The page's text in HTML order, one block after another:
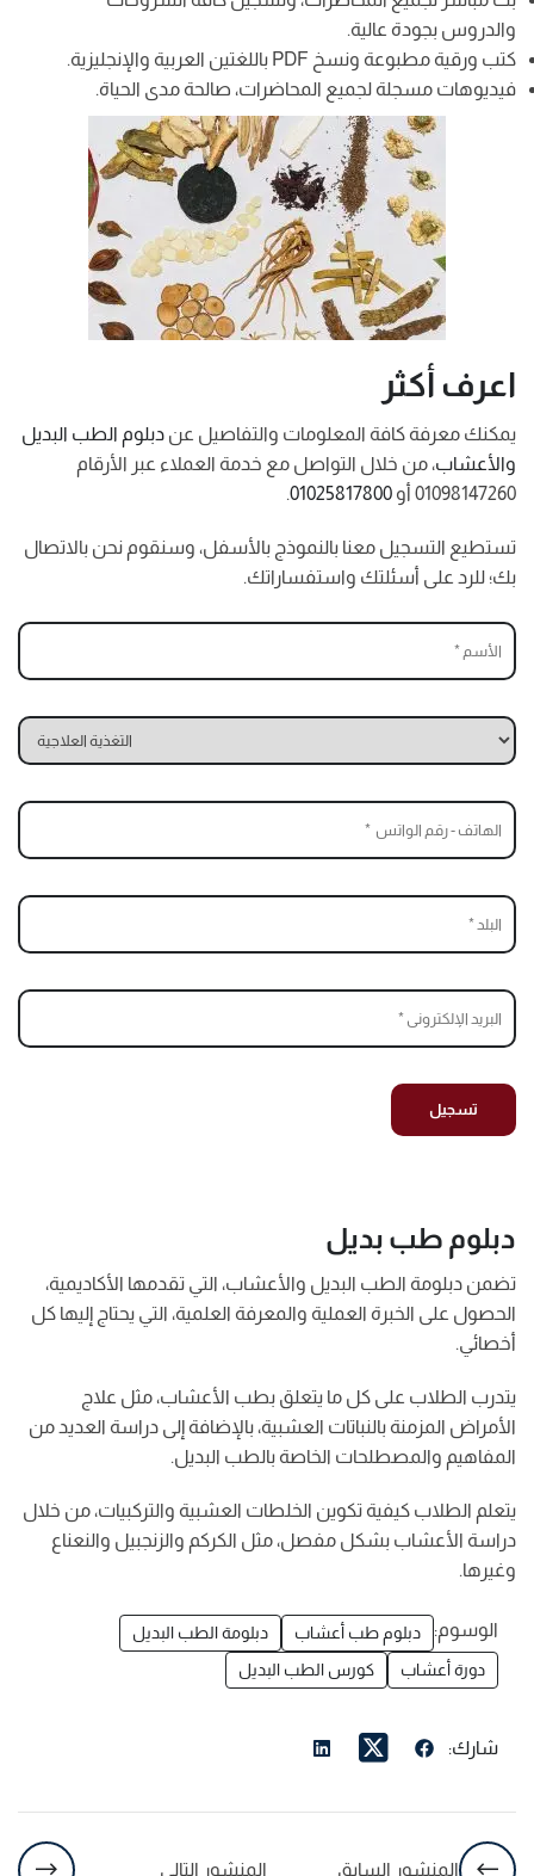
والدروس بجودة عالية.
كتب ورقية مطبوعة ونسخ PDF باللغتين العربية والإنجليزية.
فيديوهات مسجلة لجميع المحاضرات، صالحة مدى الحياة.
اعرف أكثر
يمكنك معرفة كافة المعلومات والتفاصيل عن دبلوم الطب البديل
والأعشاب، من خلال التواصل مع خدمة العملاء عبر الأرقام
01098147260 أو
01025817800
.
تستطيع التسجيل معنا بالنموذج بالأسفل، وسنقوم نحن بالاتصال
بك؛ للرد على أسئلتك واستفساراتك.
دبلوم طب بديل
تضمن دبلومة الطب البديل والأعشاب، التي تقدمها الأكاديمية،
الحصول على الخبرة العملية والمعرفة العلمية، التي يحتاج إليها كل
أخصائي.
يتدرب الطلاب على كل ما يتعلق بطب الأعشاب، مثل علاج
الأمراض المزمنة بالنباتات العشبية، بالإضافة إلى دراسة العديد من
المفاهيم والمصطلحات الخاصة بالطب البديل.
يتعلم الطلاب كيفية تكوين الخلطات العشبية والتركبيات، من خلال
دراسة الأعشاب بشكل مفصل، مثل الكركم والزنجبيل والنعناع
وغيرها.
الوسوم: دبلوم طب أعشاب
دبلومة الطب البديل
دورة أعشاب
كورس الطب البديل
شارك:
المنشور السابق المنشور التالي